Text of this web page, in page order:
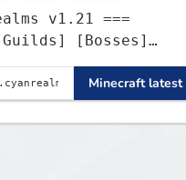
v1.21 ===
[Bosses]
Griefing]
Minecraft latest